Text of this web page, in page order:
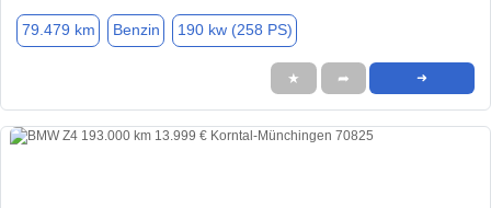
79.479 km Benzin 190 kw (258 PS)
★ ➦ ➜